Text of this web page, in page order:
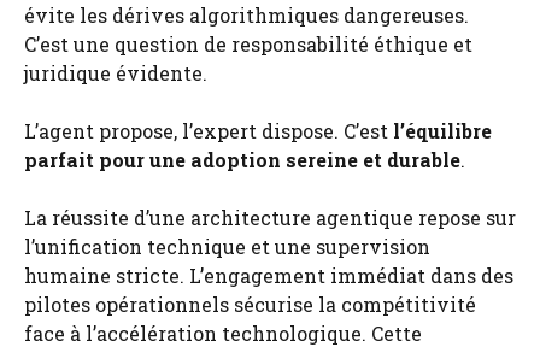
évite les dérives algorithmiques dangereuses.
C’est une question de responsabilité éthique et
juridique évidente.
L’agent propose, l’expert dispose. C’est l’équilibre
parfait pour une adoption sereine et durable.
La réussite d’une architecture agentique repose sur
l’unification technique et une supervision
humaine stricte. L’engagement immédiat dans des
pilotes opérationnels sécurise la compétitivité
face à l’accélération technologique. Cette